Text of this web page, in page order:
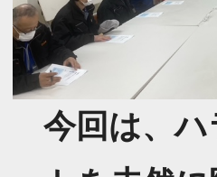
今回は、